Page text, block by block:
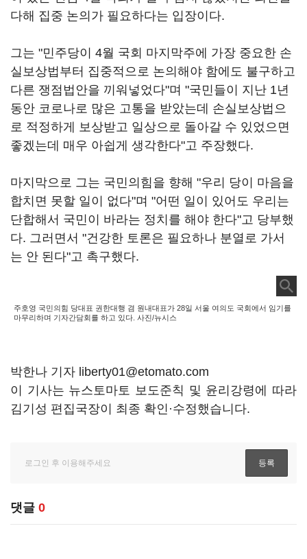
다해 집중 논의가 필요하다는 입장이다.
그는 "민주당이 4월 국회 마지막주에 가장 중요한 손
실보상법부터 집중적으로 논의해야 함에도 불구하고
다른 쟁점법안을 끼워넣었다"며 "국민들이 지난 1년
동안 코로나로 많은 고통을 받았는데 손실보상법으
로 적정하게 보상받고 일상으로 돌아갈 수 있었으면
좋겠는데 매우 아쉽게 생각한다"고 주장했다.
마지막으로 그는 국민의힘을 향해 "우리 당이 마음을
합치면 못할 일이 없다"며 "어떤 일이 있어도 우리는
단합해서 국민이 바라는 정치를 해야 한다"고 당부했
다. 그러면서 "건강한 토론은 필요하나 분열로 가서
는 안 된다"고 촉구했다.
주호영 국민의힘 당대표 권한대행 겸 원내대표가 28일 서울 여의도 국회에서 임기를
마무리하며 기자간담회를 하고 있다. 사진/뉴시스
박한나 기자 liberty01@etomato.com
이 기사는 뉴스토마토 보도준칙 및 윤리강령에 따라
김기성 편집국장이 최종 확인·수정했습니다.
댓글 0